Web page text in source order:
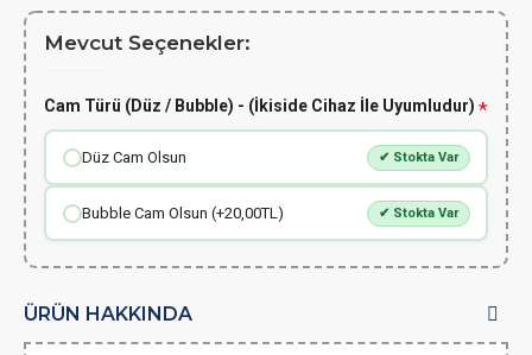
Mevcut Seçenekler:
Cam Türü (Düz / Bubble) - (İkiside Cihaz İle Uyumludur)
Düz Cam Olsun ✔ Stokta Var
Bubble Cam Olsun (+20,00TL) ✔ Stokta Var
ÜRÜN HAKKINDA